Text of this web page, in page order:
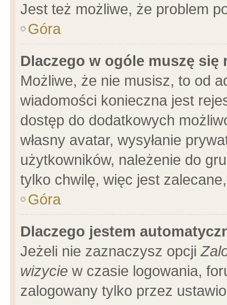
Jest też możliwe, że problem
Góra
Dlaczego w ogóle muszę się
Możliwe, że nie musisz, to od
wiadomości konieczna jest
dostęp do dodatkowych
własny avatar, wysyłanie
użytkowników, należenie do
tylko chwilę, więc jest
Góra
Dlaczego jestem
Jeżeli nie zaznaczysz opcji
wizycie w czasie logowania,
zalogowany tylko przez